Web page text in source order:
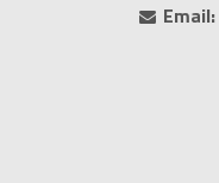
Email: